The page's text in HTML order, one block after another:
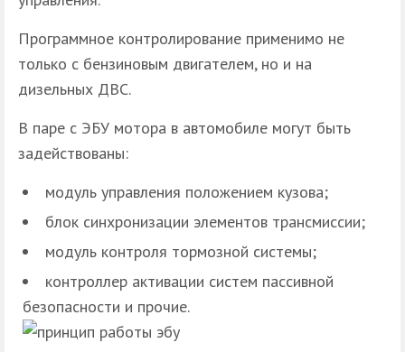
Программное контролирование применимо не
только с бензиновым двигателем, но и на
дизельных ДВС.
В паре с ЭБУ мотора в автомобиле могут быть
задействованы:
модуль управления положением кузова;
блок синхронизации элементов трансмиссии;
модуль контроля тормозной системы;
контроллер активации систем пассивной
безопасности и прочие.